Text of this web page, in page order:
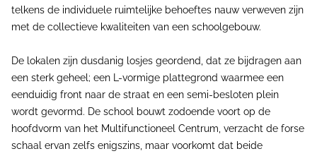
telkens de individuele ruimtelijke behoeftes nauw verweven zijn
met de collectieve kwaliteiten van een schoolgebouw.
De lokalen zijn dusdanig losjes geordend, dat ze bijdragen aan
een sterk geheel; een L-vormige plattegrond waarmee een
eenduidig front naar de straat en een semi-besloten plein
wordt gevormd. De school bouwt zodoende voort op de
hoofdvorm van het Multifunctioneel Centrum, verzacht de forse
schaal ervan zelfs enigszins, maar voorkomt dat beide